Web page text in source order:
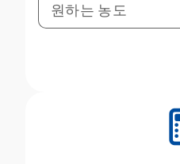
원하는 농도